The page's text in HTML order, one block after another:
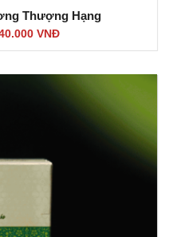
Thượng Hạng
VNĐ